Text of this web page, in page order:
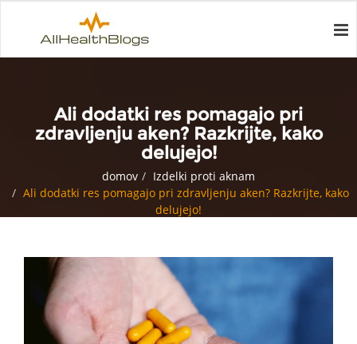
Ali dodatki res pomagajo pri
zdravljenju aken? Razkrijte, kako
delujejo!
domov
Izdelki proti aknam
Ali dodatki res pomagajo pri zdravljenju aken? Razkrijte, kako
delujejo!